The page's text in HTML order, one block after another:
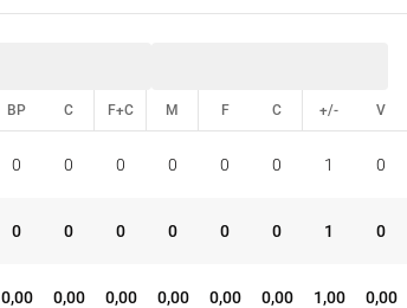
BP C F+C M F C +/- V
0 0 0 0 0 0 1 0
0 0 0 0 0 0 1 0
0,00 0,00 0,00 0,00 0,00 0,00 1,00 0,00